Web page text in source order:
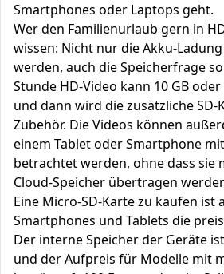
Smartphones oder Laptops geht.
Wer den Familienurlaub gern in
wissen: Nicht nur die Akku-
werden, auch die Speicherfrage
Stunde HD-Video kann 10 GB
und dann wird die zusätzliche
Zubehör. Die Videos können
einem Tablet oder Smartphone
betrachtet werden, ohne dass sie
Cloud-Speicher übertragen
Eine Micro-SD-Karte zu kaufen ist
Smartphones und Tablets die
Der interne Speicher der Geräte
und der Aufpreis für Modelle mit